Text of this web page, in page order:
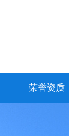
荣誉资质